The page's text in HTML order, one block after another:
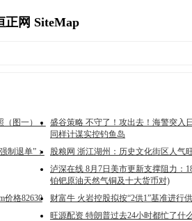
正网 SiteMap
图一），
盛谷策略 不守了！攻出去！海警突入
同样计谋实控钓鱼岛
制退单”：
股粮网 浙江湖州：历史文化街区人气
泸深在线 8月7日美市更新支撑阻力：
铂钯原油天然气铜及十大货币对)
价格82630
财富牛 火岩控股拟按“2供1”基准进行
旺源配资 特朗普过去24小时都忙了什